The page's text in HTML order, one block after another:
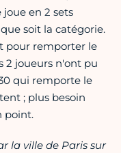
en 2 sets
soit la catégorie.
pour remporter le
2 joueurs n'ont pu
qui remporte le
; plus besoin
point.
la ville de Paris sur